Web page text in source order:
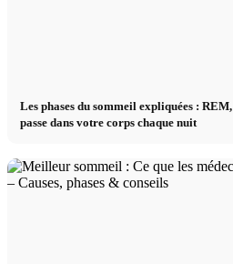
Les phases du sommeil expliquées :
passe dans votre corps chaque nuit